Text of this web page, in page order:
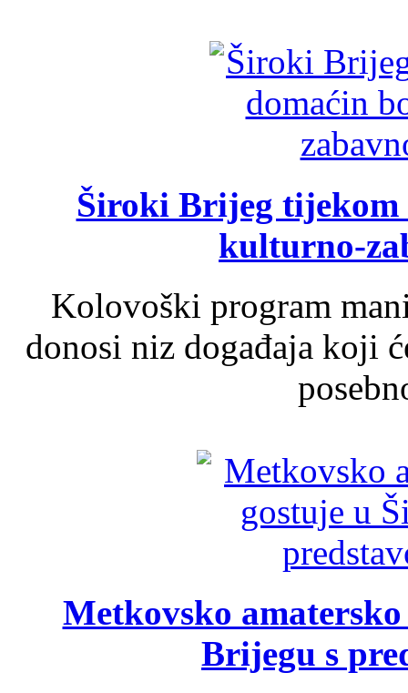
Široki Brijeg tijekom
kulturno-
Kolovoški program
donosi niz događaja koji
Metkovsko
Brijegu s